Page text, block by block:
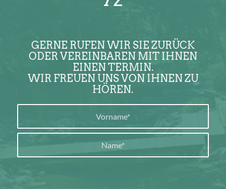
GERNE RUFEN WIR SIE ZURÜCK
ODER VEREINBAREN MIT IHNEN
EINEN TERMIN.
WIR FREUEN UNS VON IHNEN ZU
HÖREN.